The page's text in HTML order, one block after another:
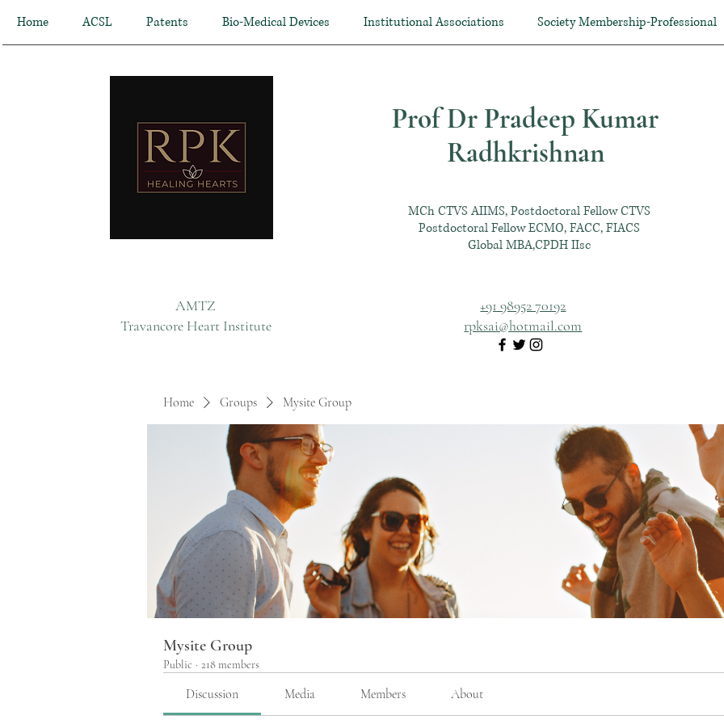
Home ACSL Patents Bio-Medical Devices Institutional Associations Society Membership-Professional
AMTZ
Travancore Heart Institute
Prof Dr Pradeep Kumar
Radhkrishnan
MCh CTVS AIIMS, Postdoctoral Fellow CTVS
Postdoctoral Fellow ECMO, FACC, FIACS
Global MBA,CPDH IIsc
+91 98952 70192
rpksai@hotmail.com
Home Groups Mysite Group
Mysite Group
Public · 218 members
Discussion Media Members About